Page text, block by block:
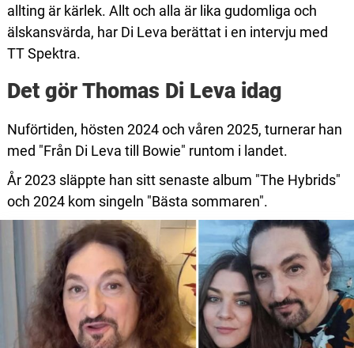
allting är kärlek. Allt och alla är lika gudomliga och
älskansvärda, har Di Leva berättat i en intervju med
TT Spektra.
Det gör Thomas Di Leva idag
Nuförtiden, hösten 2024 och våren 2025, turnerar han
med "Från Di Leva till Bowie" runtom i landet.
År 2023 släppte han sitt senaste album "The Hybrids"
och 2024 kom singeln "Bästa sommaren".